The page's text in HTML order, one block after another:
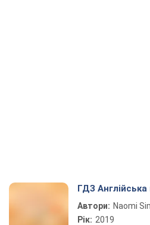
ГДЗ
Автори: Naomi
Рік: 2019